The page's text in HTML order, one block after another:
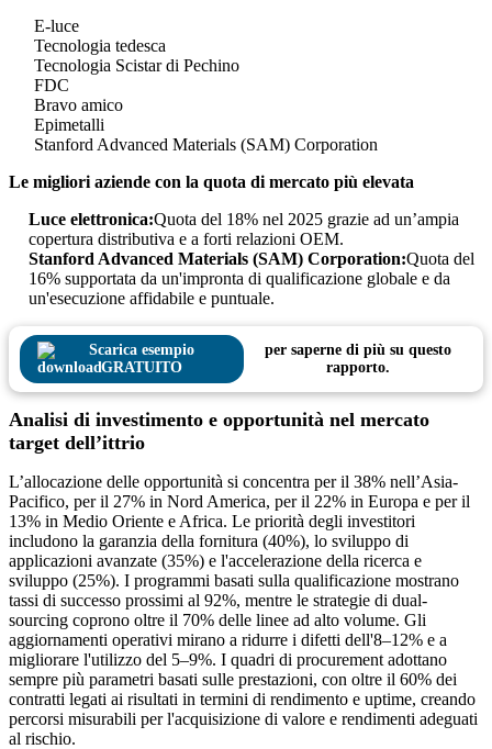
E-luce
Tecnologia tedesca
Tecnologia Scistar di Pechino
FDC
Bravo amico
Epimetalli
Stanford Advanced Materials (SAM) Corporation
Le migliori aziende con la quota di mercato più elevata
Luce elettronica:Quota del 18% nel 2025 grazie ad un’ampia
copertura distributiva e a forti relazioni OEM.
Stanford Advanced Materials (SAM) Corporation:Quota del
16% supportata da un'impronta di qualificazione globale e da
un'esecuzione affidabile e puntuale.
Scarica esempio
GRATUITO
per saperne di più su questo
rapporto.
Analisi di investimento e opportunità nel mercato
target dell’ittrio
L’allocazione delle opportunità si concentra per il 38% nell’Asia-
Pacifico, per il 27% in Nord America, per il 22% in Europa e per il
13% in Medio Oriente e Africa. Le priorità degli investitori
includono la garanzia della fornitura (40%), lo sviluppo di
applicazioni avanzate (35%) e l'accelerazione della ricerca e
sviluppo (25%). I programmi basati sulla qualificazione mostrano
tassi di successo prossimi al 92%, mentre le strategie di dual-
sourcing coprono oltre il 70% delle linee ad alto volume. Gli
aggiornamenti operativi mirano a ridurre i difetti dell'8–12% e a
migliorare l'utilizzo del 5–9%. I quadri di procurement adottano
sempre più parametri basati sulle prestazioni, con oltre il 60% dei
contratti legati ai risultati in termini di rendimento e uptime, creando
percorsi misurabili per l'acquisizione di valore e rendimenti adeguati
al rischio.